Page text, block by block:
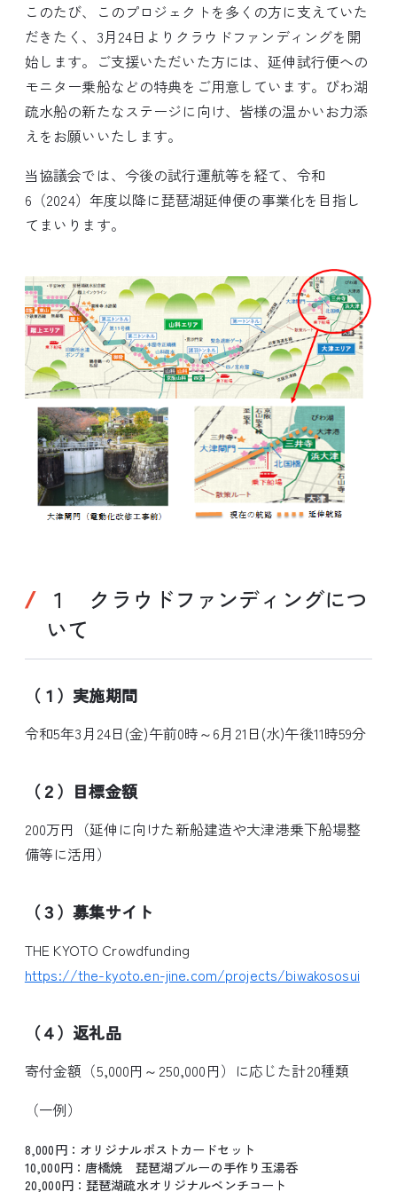
このたび、このプロジェクトを多くの方に支えていた
だきたく、3月24日よりクラウドファンディングを開
始します。ご支援いただいた方には、延伸試行便への
モニター乗船などの特典をご用意しています。びわ湖
疏水船の新たなステージに向け、皆様の温かいお力添
えをお願いいたします。
当協議会では、今後の試行運航等を経て、令和
6（2024）年度以降に琵琶湖延伸便の事業化を目指し
てまいります。
１ クラウドファンディングにつ
いて
（１）実施期間
令和5年3月24日(金)午前0時～6月21日(水)午後11時59分
（２）目標金額
200万円（延伸に向けた新船建造や大津港乗下船場整
備等に活用）
（３）募集サイト
THE KYOTO Crowdfunding
https://the-kyoto.en-jine.com/projects/biwakososui
（４）返礼品
寄付金額（5,000円～250,000円）に応じた計20種類
（一例）
8,000円：オリジナルポストカードセット
10,000円：唐橋焼 琵琶湖ブルーの手作り玉湯呑
20,000円：琵琶湖疏水オリジナルベンチコート